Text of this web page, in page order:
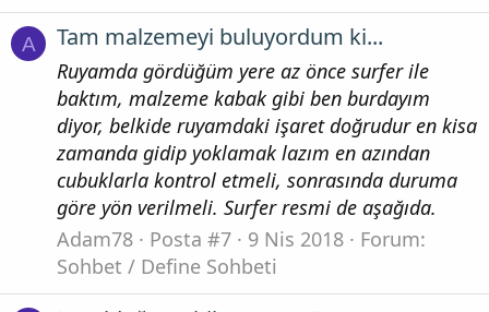
A Tam malzemeyi buluyordum ki...
Ruyamda gördüğüm yere az önce surfer ile
baktım, malzeme kabak gibi ben burdayım
diyor, belkide ruyamdaki işaret doğrudur en kisa
zamanda gidip yoklamak lazım en azından
cubuklarla kontrol etmeli, sonrasında duruma
göre yön verilmeli. Surfer resmi de aşağıda.
Adam78
Posta #7 9 Nis 2018
Forum:
Sohbet / Define Sohbeti